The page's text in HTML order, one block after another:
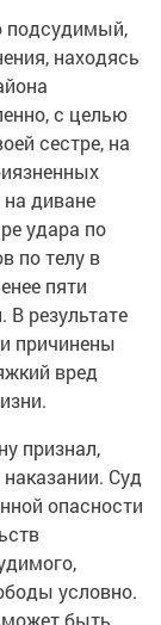
подсудимый,
находясь
с целью
сестре, на
диване
удара по
по телу в
пяти
В результате
причинены
вред
признал,
Суд
опасности
условно.
может быть